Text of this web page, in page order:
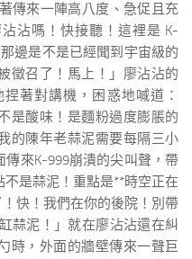
來一陣高八度、急促且充
沾嗎！快接聽！這裡是 K-
邊是不是已經聞到宇宙級的
徵召了！馬上！」廖沾沾的
著對講機，困惑地喊道：
是酸味！是麵粉過度膨脹的
的陳年老蒜泥需要每隔三小
來K-999崩潰的尖叫聲，帶
是蒜泥！重點是**時空正在
快！我們在你的後院！別帶
泥！」就在廖沾沾還在糾
時，外面的牆壁傳來一聲巨